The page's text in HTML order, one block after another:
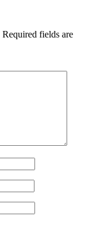
Required fields are